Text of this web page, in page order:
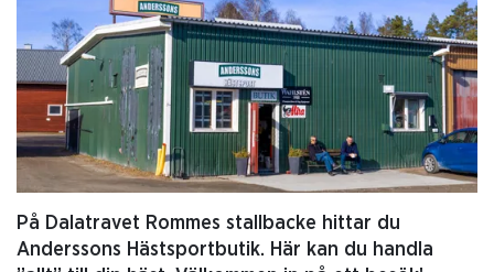
På Dalatravet Rommes stallbacke hittar du
Anderssons Hästsportbutik. Här kan du handla